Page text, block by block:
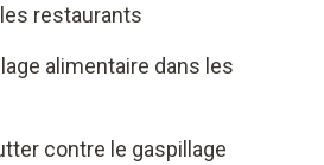
restaurants
alimentaire dans les
contre le gaspillage